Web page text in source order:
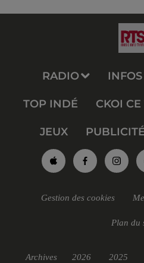
RADIO INFOS
TOP INDÉ CKOI
JEUX PUBLICITÉ
Gestion des cookies
Plan du
Archives 2026 2025